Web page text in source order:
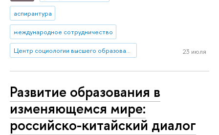
аспирантура
международное сотрудничество
Центр социологии высшего образования 23 июля
Развитие образования в
изменяющемся мире:
российско-китайский диалог